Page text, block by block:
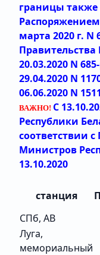
границы также
марта 2020 г. N
Правительства
20.03.2020 N
29.04.2020 N
06.06.2020 N
ВАЖНО! С
Республики
соответствии с
Министров
13.10.2020
станция
СПб, АВ
Луга,
мемориальный